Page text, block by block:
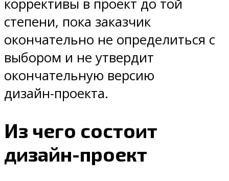
коррективы в проект до той
степени, пока заказчик
окончательно не определиться с
выбором и не утвердит
окончательную версию
дизайн-проекта.
Из чего состоит
дизайн-проект